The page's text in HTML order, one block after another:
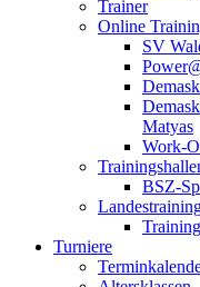
Trainer
Online
SV
Matyas
Work-
BSZ-
Turniere